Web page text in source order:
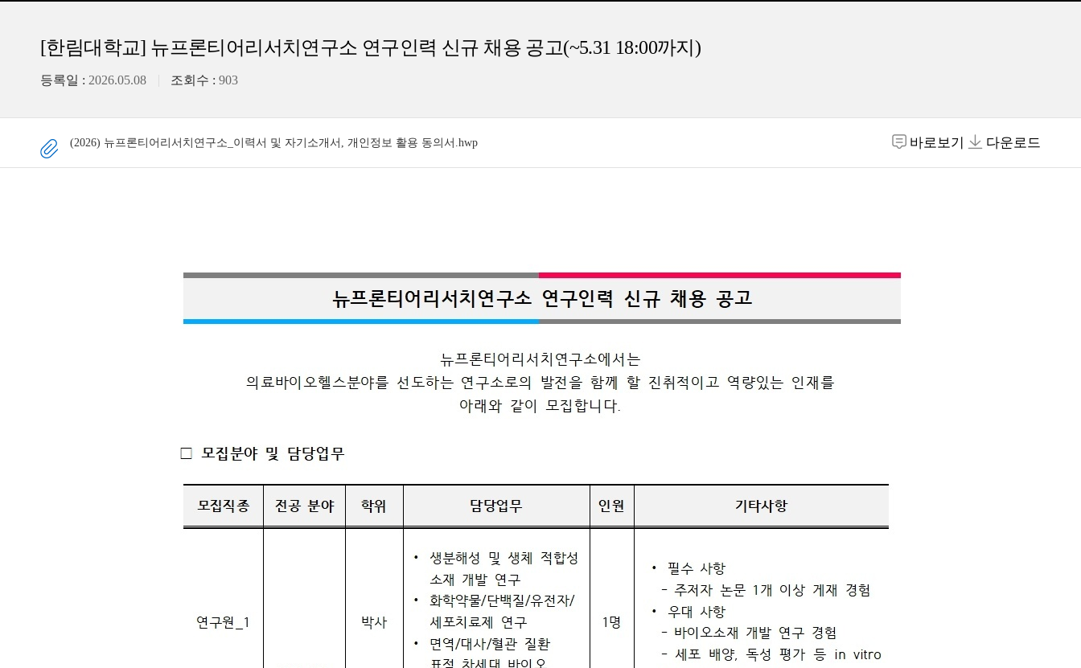
[한림대학교] 뉴프론티어리서치연구소 연구인력 신규 채용 공고(~5.31 18:00까지)
등록일 : 2026.05.08 조회수 : 903
(2026) 뉴프론티어리서치연구소_이력서 및 자기소개서, 개인정보 활용 동의서.hwp 바로보기 다운로드